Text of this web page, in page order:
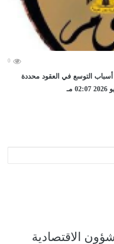
0
التوسع في العقود محددة
الاقتصادية